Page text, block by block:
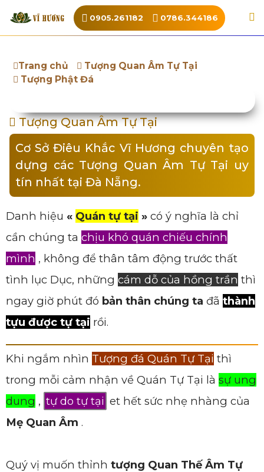
0905.261182 0786.344186
Trang chủ
Tượng Quan Âm Tự Tại
Tượng Phật Đá
Tượng Quan Âm Tự Tại
Cơ Sở Điêu Khắc Vĩ Hương chuyên tạo
dựng các Tượng Quan Âm Tự Tại uy
tín nhất tại Đà Nẵng.
Danh hiệu « Quán tự tại » có ý nghĩa là chỉ
cần chúng ta chịu khó quán chiếu chính
mình , không để thân tâm động trước thất
tình lục Dục, những cám dỗ của hồng trần thì
ngay giờ phút đó bản thân chúng ta đã thành
tựu được tự tại rồi.
Khi ngắm nhìn Tượng đá Quán Tự Tại thì
trong mỗi cảm nhận về Quán Tự Tại là sự ung
dung , tự do tự tại et hết sức nhẹ nhàng của
Mẹ Quan Âm .
Quý vị muốn thỉnh tượng Quan Thế Âm Tự